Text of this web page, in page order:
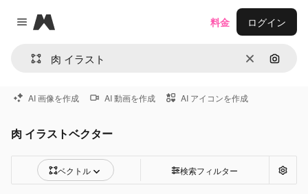
Close menu
Magnific
消去 画像で
料金 ログイン
AI 画像を作成 AI 動画を作成 AI アイコンを作成
肉 イラストベクター
ベクトル 検索フィルター